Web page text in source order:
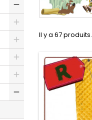
Il y a 67 produits.